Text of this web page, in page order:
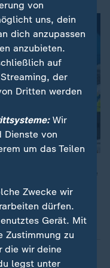
kommen zehntausende
zusammen. Die
wie noch nie.
von
uns, dein
dich anzupassen
anzubieten.
auf
der
Dritten werden
Wir
Dienste von
um das Teilen
Zwecke wir
dürfen.
Gerät. Mit
Zustimmung zu
die wir deine
legst unter